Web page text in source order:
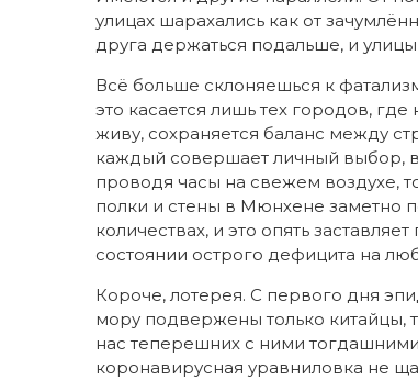
улицах шарахались как от
друга держаться подальше, и
Всё больше склоняешься к
это касается лишь тех городов,
живу, сохраняется баланс между
каждый совершает личный выбор,
проводя часы на свежем воздухе,
полки и стены в Мюнхене заметно
количествах, и это опять
состоянии острого дефицита на
Короче, лотерея. С первого дня
мору подвержены только китайцы,
нас теперешних с ними
коронавирусная уравниловка не